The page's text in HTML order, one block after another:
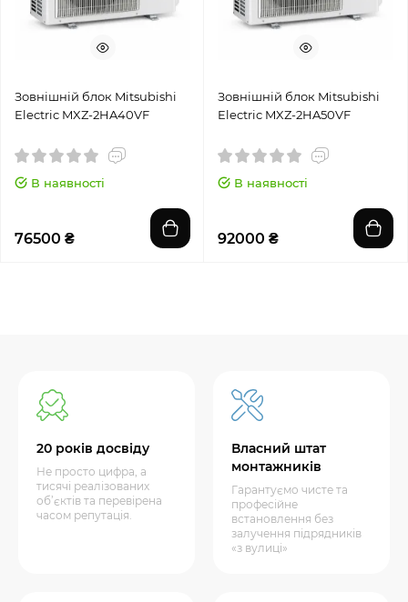
Зовнішній блок Mitsubishi
Electric MXZ-2HA40VF
В наявності
76500 ₴
Зовнішній блок Mitsubishi
Electric MXZ-2HA50VF
В наявності
92000 ₴
20 років досвіду
Не просто цифра, а
тисячі реалізованих
об’єктів та перевірена
часом репутація.
Власний штат
монтажників
Гарантуємо чисте та
професійне
встановлення без
залучення підрядників
«з вулиці»